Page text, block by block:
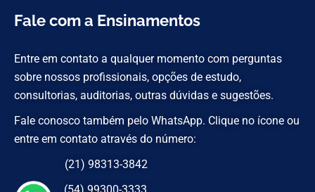
Fale com a Ensinamentos
Entre em contato a qualquer momento com perguntas
sobre nossos profissionais, opções de estudo,
consultorias, auditorias, outras dúvidas e sugestões.
Fale conosco também pelo WhatsApp. Clique no ícone ou
entre em contato através do número:
(21) 98313-3842